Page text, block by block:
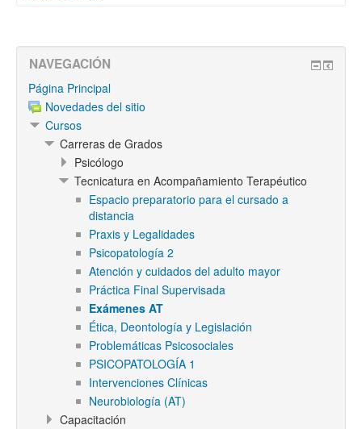
NAVEGACIÓN
Página Principal
Novedades del sitio
Cursos
Carreras de Grados
Psicólogo
Tecnicatura en Acompañamiento Terapéutico
Espacio preparatorio para el cursado a
distancia
Praxis y Legalidades
Psicopatología 2
Atención y cuidados del adulto mayor
Práctica Final Supervisada
Exámenes AT
Ética, Deontología y Legislación
Problemáticas Psicosociales
PSICOPATOLOGÍA 1
Intervenciones Clínicas
Neurobiología (AT)
Capacitación